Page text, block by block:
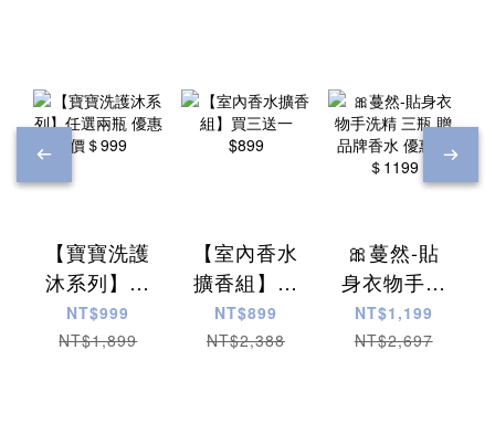
【寶寶洗護
沐系列】任
選兩瓶 優惠
價＄999
NT$999
NT$1,899
【室內香水
擴香組】買
三送一
$899
NT$899
NT$2,388
🎀蔓然-貼
身衣物手洗
精 三瓶 贈
品牌香水 優
NT$1,199
NT$2,697